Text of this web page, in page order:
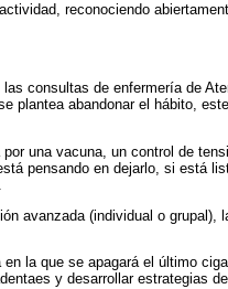
reconociendo
consultas de enfermería de
plantea abandonar el hábito,
una vacuna, un control de
pensando en dejarlo, si está
avanzada (individual o grupal),
la que se apagará el último
y desarrollar estrategias de